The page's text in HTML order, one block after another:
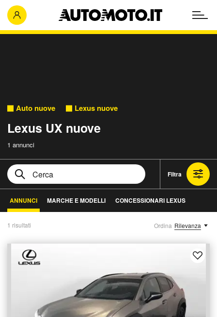
Auto nuove Lexus nuove
Lexus UX nuove
1 annunci
Filtra
ANNUNCI MARCHE E MODELLI CONCESSIONARI LEXUS
1 risultati Ordina Rilevanza